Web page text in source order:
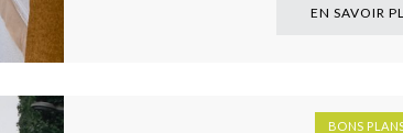
EN SAVOIR
BONS